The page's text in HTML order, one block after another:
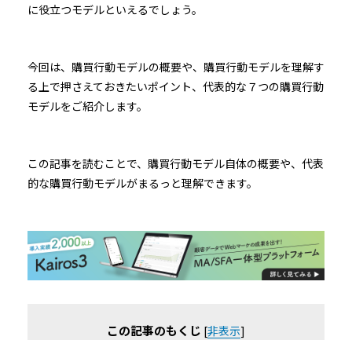
に役立つモデルといえるでしょう。
今回は、購買行動モデルの概要や、購買行動モデルを理解す
る上で押さえておきたいポイント、代表的な７つの購買行動
モデルをご紹介します。
この記事を読むことで、購買行動モデル自体の概要や、代表
的な購買行動モデルがまるっと理解できます。
この記事のもくじ [非表示]